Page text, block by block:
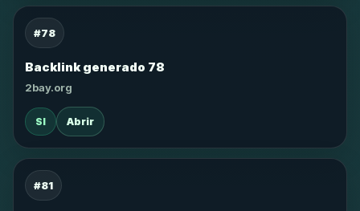
#78
Backlink generado 78
2bay.org
SI Abrir
#81